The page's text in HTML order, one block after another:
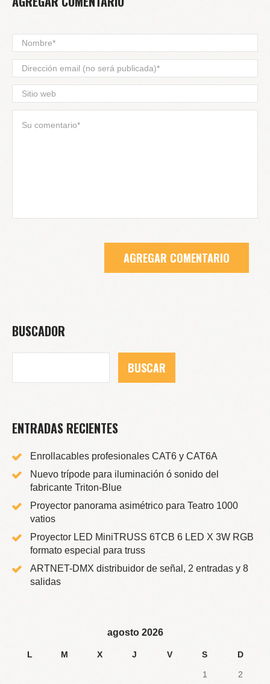
BUSCADOR
ENTRADAS RECIENTES
Enrollacables profesionales CAT6 y CAT6A
Nuevo trípode para iluminación ó sonido del
fabricante Triton-Blue
Proyector panorama asimétrico para Teatro 1000
vatios
Proyector LED MiniTRUSS 6TCB 6 LED X 3W RGB
formato especial para truss
ARTNET-DMX distribuidor de señal, 2 entradas y 8
salidas
agosto 2026
L M X J V S D
1
2